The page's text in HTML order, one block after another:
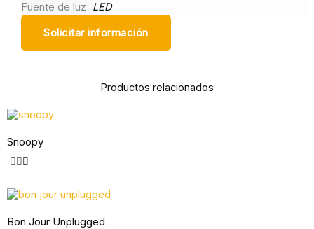
Fuente de luz
LED
Solicitar información
Productos relacionados
Snoopy
Bon Jour Unplugged